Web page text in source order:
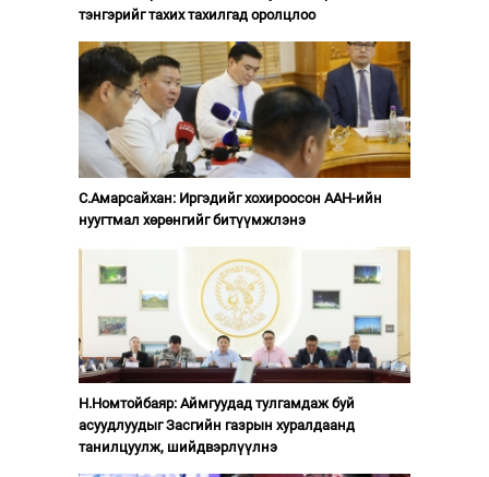
тэнгэрийг тахих тахилгад оролцлоо
С.Амарсайхан: Иргэдийг хохироосон ААН-ийн
нуугтмал хөрөнгийг битүүмжлэнэ
Н.Номтойбаяр: Аймгуудад тулгамдаж буй
асуудлуудыг Засгийн газрын хуралдаанд
танилцуулж, шийдвэрлүүлнэ